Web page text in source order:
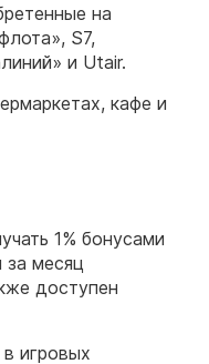
на
S7,
и Utair.
кафе и
1% бонусами
за месяц
доступен
игровых